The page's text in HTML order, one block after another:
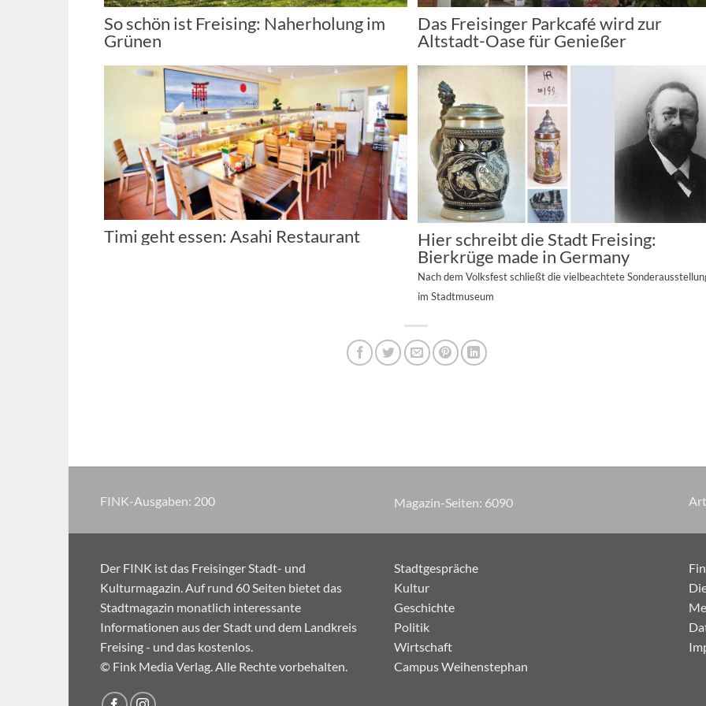
So schön ist Freising: Naherholung im
Grünen
Das Freisinger Parkcafé wird zur
Altstadt-Oase für Genießer
Timi geht essen: Asahi Restaurant
Hier schreibt die Stadt Freising:
Bierkrüge made in Germany
Nach dem Volksfest schließt die vielbeachtete
im Stadtmuseum
FINK-Ausgaben: 200 Magazin-Seiten: 7255
Der FINK ist das Freisinger Stadt- und
Kulturmagazin. Auf rund 60 Seiten bietet das
Stadtmagazin monatlich interessante
Informationen aus der Stadt und dem Landkreis
Freising - und das kostenlos.
© Fink Media Verlag. Alle Rechte vorbehalten.
Stadtgespräche
Kultur
Geschichte
Politik
Wirtschaft
Campus Weihenstephan